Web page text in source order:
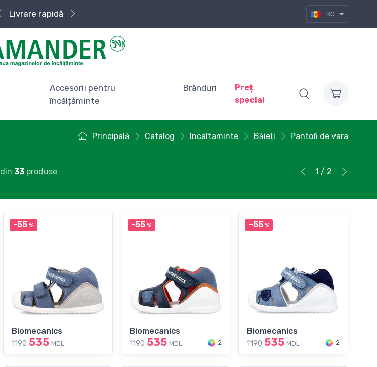
Livrare rapidă RO
Accesorii pentru
încălțăminte
Brănduri
Preț
special
Principală Catalog Incaltaminte Băieți Pantofi de vara
din 33 produse 1 / 2
-55 %
Biomecanics
1190 535 MDL
-55 %
Biomecanics
1190 535 MDL 2
-55%
Biomecanics
1190 535 MDL 2